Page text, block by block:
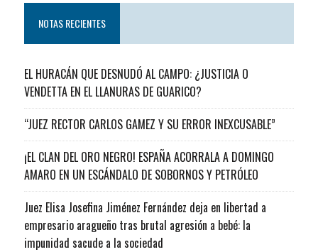
NOTAS RECIENTES
EL HURACÁN QUE DESNUDÓ AL CAMPO: ¿JUSTICIA O
VENDETTA EN EL LLANURAS DE GUARICO?
“JUEZ RECTOR CARLOS GAMEZ Y SU ERROR INEXCUSABLE”
¡EL CLAN DEL ORO NEGRO! ESPAÑA ACORRALA A DOMINGO
AMARO EN UN ESCÁNDALO DE SOBORNOS Y PETRÓLEO
Juez Elisa Josefina Jiménez Fernández deja en libertad a
empresario aragueño tras brutal agresión a bebé: la
impunidad sacude a la sociedad